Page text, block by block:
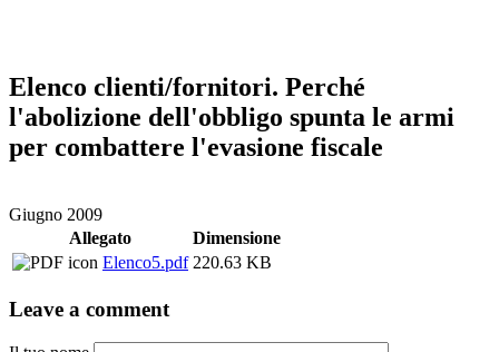
Elenco clienti/fornitori. Perché
l'abolizione dell'obbligo spunta le armi
per combattere l'evasione fiscale
Giugno 2009
Allegato
Dimensione
Elenco5.pdf 220.63 KB
Leave a comment